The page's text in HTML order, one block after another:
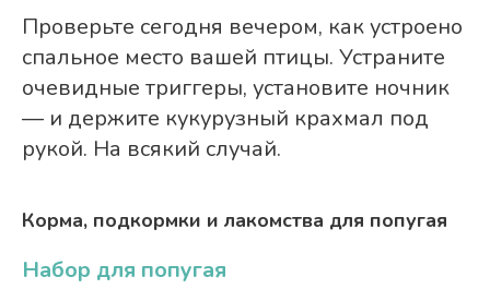
Проверьте сегодня вечером, как устроено
спальное место вашей птицы. Устраните
очевидные триггеры, установите ночник
— и держите кукурузный крахмал под
рукой. На всякий случай.
Корма, подкормки и лакомства для попугая
Набор для попугая